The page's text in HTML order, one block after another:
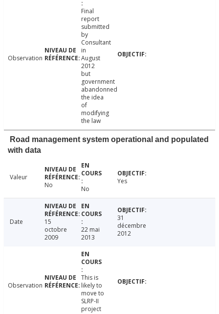
Observation
Final
report
submitted
by
Consultant
in
August
2012
but
government
abandonned
the idea
of
modifying
the law
Road management system operational and populated
with data
Valeur
No
No
Yes
Date
15
octobre
2009
22 mai
2013
31
décembre
2012
Observation
This is
likely to
move to
SLRP-II
project